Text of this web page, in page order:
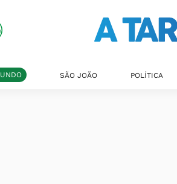
SÃO JOÃO POLÍTICA